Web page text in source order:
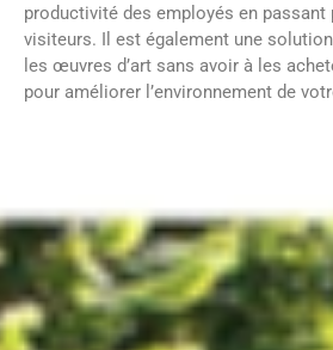
productivité des employés en
visiteurs. Il est également une
les œuvres d’art sans avoir à les
pour améliorer l’environnement de